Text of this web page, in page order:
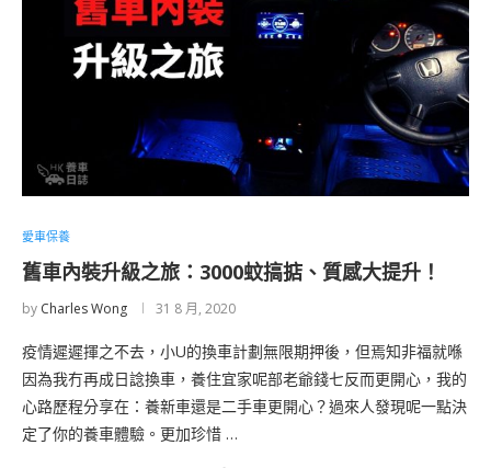
愛車保養
舊車內裝升級之旅：3000蚊搞掂、質感大提升！
by Charles Wong 31 8 月, 2020
疫情遲遲揮之不去，小U的換車計劃無限期押後，但焉知非福就喺
因為我冇再成日諗換車，養住宜家呢部老爺錢七反而更開心，我的
心路歷程分享在：養新車還是二手車更開心？過來人發現呢一點決
定了你的養車體驗。更加珍惜 …